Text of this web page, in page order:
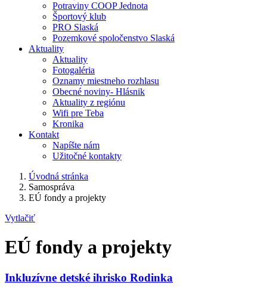
Potraviny COOP Jednota
Športový klub
PRO Slaská
Pozemkové spoločenstvo Slaská
Aktuality
Aktuality
Fotogaléria
Oznamy miestneho rozhlasu
Obecné noviny- Hlásnik
Aktuality z regiónu
Wifi pre Teba
Kronika
Kontakt
Napíšte nám
Užitočné kontakty
Úvodná stránka
Samospráva
EÚ fondy a projekty
Vytlačiť
EÚ fondy a projekty
Inkluzívne detské ihrisko Rodinka